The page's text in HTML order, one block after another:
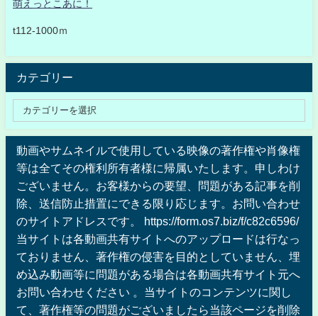
萌えっとこあに！
t112-1000ｍ
カテゴリー
動画やサムネイルで使用している映像の著作権や肖像権
等は全てその権利所有者様に帰属いたします。申しわけ
ございません。お客様からの要望、問題がある記事を削
除、送信防止措置にできる限り応じます。お問い合わせ
のサイトアドレスです。 https://form.os7.biz/f/c82c6596/
当サイトは各動画共有サイトへのアップロードは行なっ
ておりません、著作権の侵害を目的としていません、埋
め込み動画等に問題がある場合は各動画共有サイト元へ
お問い合わせください 。当サイトのコンテンツに関し
て、著作権等の問題がございましたら当該ページを削除